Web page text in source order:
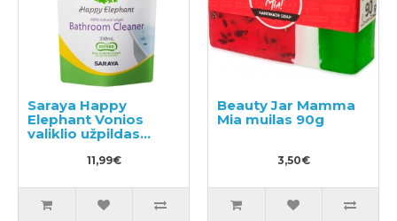
Saraya Happy
Elephant Vonios
valiklio užpildas
11,99€
Beauty Jar Mamma
Mia muilas 90g
3,50€